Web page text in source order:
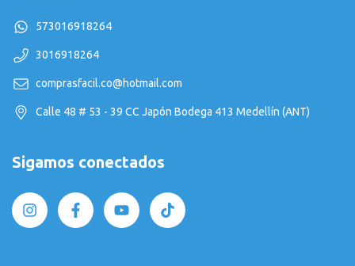
573016918264
3016918264
comprasfacil.co@hotmail.com
Calle 48 # 53 - 39 CC Japón Bodega 413 Medellín (ANT)
Sigamos conectados